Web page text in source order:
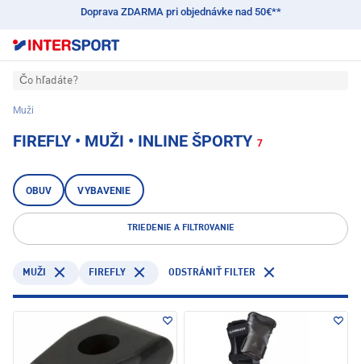
Doprava ZDARMA pri objednávke nad 50€**
Čo hľadáte?
Muži
FIREFLY • MUŽI • INLINE ŠPORTY 7
OBUV VYBAVENIE
TRIEDENIE A FILTROVANIE
MUŽI FIREFLY ODSTRÁNIŤ FILTER